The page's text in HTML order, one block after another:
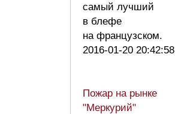
самый лучший
в блефе
на французском.
2016-01-20 20:42:58
Пожар на рынке
"Меркурий"